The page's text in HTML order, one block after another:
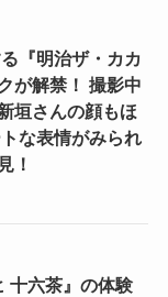
『明治ザ・カカ
が解禁！ 撮影中
垣さんの顔もほ
な表情がみられ
！
十六茶』の体験